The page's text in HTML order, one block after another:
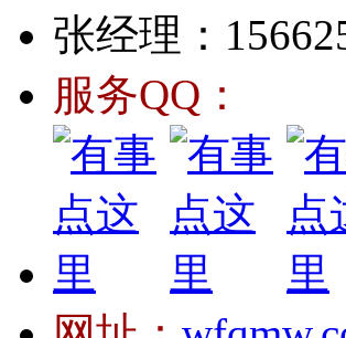
张经理：
服务QQ：